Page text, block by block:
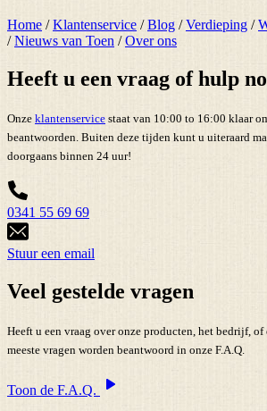
Home /Klantenservice /Blog /Verdieping /
/Nieuws van Toen /Over ons
Heeft u een vraag of hulp
Onze klantenservice staat van 10:00 to 16:00 klaar
beantwoorden. Buiten deze tijden kunt u uiteraard
doorgaans binnen 24 uur!
0341 55 69 69
Stuur een email
Veel gestelde vragen
Heeft u een vraag over onze producten, het bedrijf, of
meeste vragen worden beantwoord in onze F.A.Q.
Toon de F.A.Q.